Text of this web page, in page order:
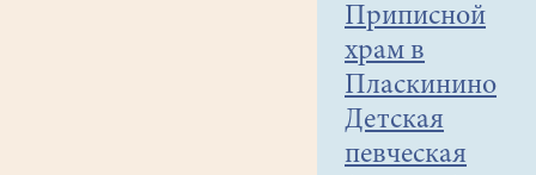
Приписной
храм в
Пласкинино
Детская
певческая